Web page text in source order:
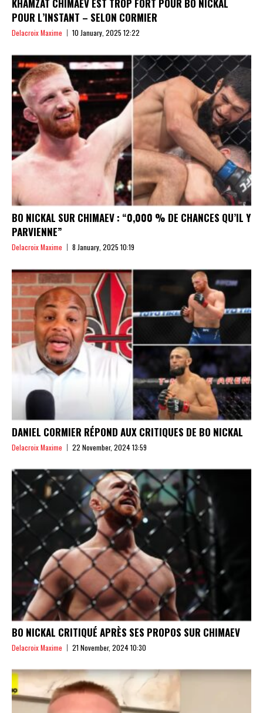
KHAMZAT CHIMAEV EST TROP FORT POUR BO NICKAL
POUR L’INSTANT – SELON CORMIER
Delacroix Maxime 10 January, 2025 12:22
BO NICKAL SUR CHIMAEV : “0,000 % DE CHANCES QU’IL Y
PARVIENNE”
Delacroix Maxime 8 January, 2025 10:19
DANIEL CORMIER RÉPOND AUX CRITIQUES DE BO NICKAL
Delacroix Maxime 22 November, 2024 13:59
BO NICKAL CRITIQUÉ APRÈS SES PROPOS SUR CHIMAEV
Delacroix Maxime 21 November, 2024 10:30